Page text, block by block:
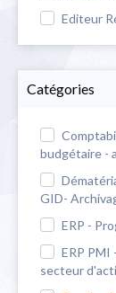
Editeur
Catégories
budgétaire -
GID-
ERP -
ERP PMI
secteur